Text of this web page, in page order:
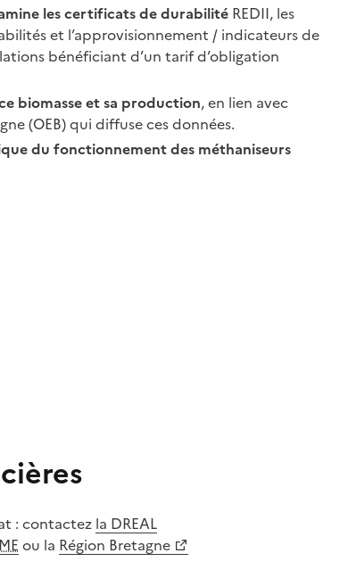
les certificats de durabilité REDII, les
et l’approvisionnement / indicateurs de
bénéficiant d’un tarif d’obligation
biomasse et sa production, en lien avec
(OEB) qui diffuse ces données.
du fonctionnement des méthaniseurs
: contactez la DREAL
ou la Région Bretagne